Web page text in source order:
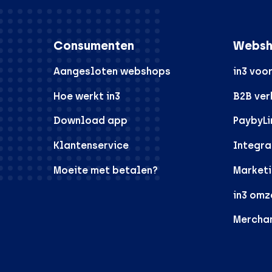
Consumenten
Aangesloten webshops
Hoe werkt in3
Download app
Klantenservice
Moeite met betalen?
in3
B2B
in3